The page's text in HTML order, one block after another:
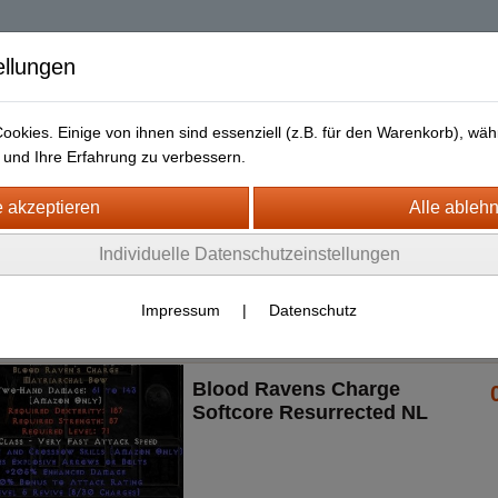
Diablo 2
Liefer- und Versandkosten Widerrufsrecht
+ ROTW Softcore Non Ladder
5)
Blood Ravens Charge
Softcore Resurrected NL
Einige von ihnen sind essenziell (z.B. für den Warenkorb),
Ihre Erfahrung zu verbessern.
Individuelle Datenschutzeinstellungen
Impressum | Datenschutz